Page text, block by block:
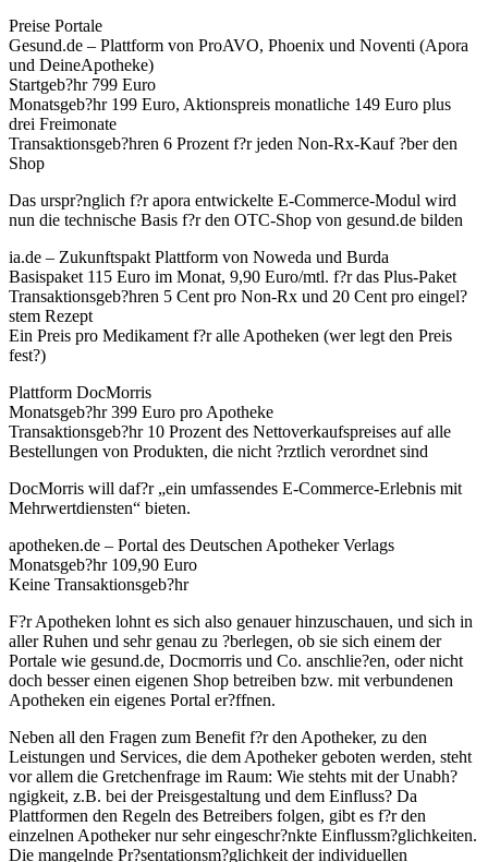
Preise Portale
Gesund.de – Plattform von ProAVO, Phoenix und Noventi (Apora
und DeineApotheke)
Startgeb?hr 799 Euro
Monatsgeb?hr 199 Euro, Aktionspreis monatliche 149 Euro plus
drei Freimonate
Transaktionsgeb?hren 6 Prozent f?r jeden Non-Rx-Kauf ?ber den
Shop
Das urspr?nglich f?r apora entwickelte E-Commerce-Modul wird
nun die technische Basis f?r den OTC-Shop von gesund.de bilden
ia.de – Zukunftspakt Plattform von Noweda und Burda
Basispaket 115 Euro im Monat, 9,90 Euro/mtl. f?r das Plus-Paket
Transaktionsgeb?hren 5 Cent pro Non-Rx und 20 Cent pro eingel?
stem Rezept
Ein Preis pro Medikament f?r alle Apotheken (wer legt den Preis
fest?)
Plattform DocMorris
Monatsgeb?hr 399 Euro pro Apotheke
Transaktionsgeb?hr 10 Prozent des Nettoverkaufspreises auf alle
Bestellungen von Produkten, die nicht ?rztlich verordnet sind
DocMorris will daf?r „ein umfassendes E-Commerce-Erlebnis mit
Mehrwertdiensten“ bieten.
apotheken.de – Portal des Deutschen Apotheker Verlags
Monatsgeb?hr 109,90 Euro
Keine Transaktionsgeb?hr
F?r Apotheken lohnt es sich also genauer hinzuschauen, und sich in
aller Ruhen und sehr genau zu ?berlegen, ob sie sich einem der
Portale wie gesund.de, Docmorris und Co. anschlie?en, oder nicht
doch besser einen eigenen Shop betreiben bzw. mit verbundenen
Apotheken ein eigenes Portal er?ffnen.
Neben all den Fragen zum Benefit f?r den Apotheker, zu den
Leistungen und Services, die dem Apotheker geboten werden, steht
vor allem die Gretchenfrage im Raum: Wie stehts mit der Unabh?
ngigkeit, z.B. bei der Preisgestaltung und dem Einfluss? Da
Plattformen den Regeln des Betreibers folgen, gibt es f?r den
einzelnen Apotheker nur sehr eingeschr?nkte Einflussm?glichkeiten.
Die mangelnde Pr?sentationsm?glichkeit der individuellen